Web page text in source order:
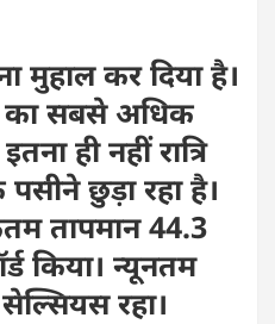
मुहाल कर दिया है।
का सबसे अधिक
ही नहीं रात्रि
छुड़ा रहा है।
तापमान 44.3
किया। न्यूनतम
सेल्सियस रहा।